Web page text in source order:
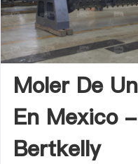
Moler De
En Mexico -
Bertkelly